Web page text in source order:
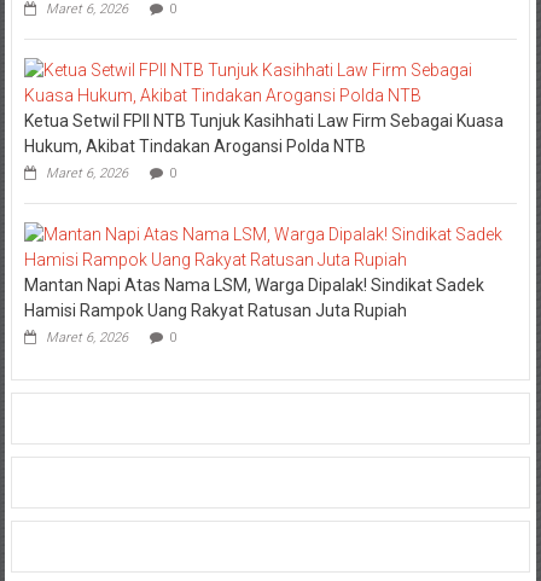
Maret 6, 2026 0
Ketua Setwil FPII NTB Tunjuk Kasihhati Law Firm Sebagai Kuasa
Hukum, Akibat Tindakan Arogansi Polda NTB
Maret 6, 2026 0
Mantan Napi Atas Nama LSM, Warga Dipalak! Sindikat Sadek
Hamisi Rampok Uang Rakyat Ratusan Juta Rupiah
Maret 6, 2026 0